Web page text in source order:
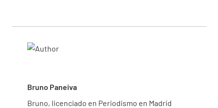
Bruno Paneiva
Bruno, licenciado en Periodismo en Madrid